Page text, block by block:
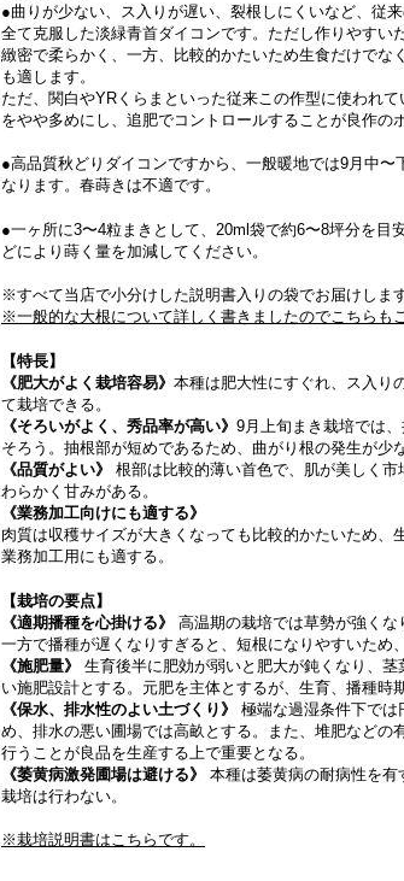
●曲りが少ない、ス入りが遅い、裂根しにくいなど、従
全て克服した淡緑青首ダイコンです。ただし作りやす
緻密で柔らかく、一方、比較的かたいため生食だけでな
も適します。
ただ、関白やYRくらまといった従来この作型に使われ
をやや多めにし、追肥でコントロールすることが良作の
●高品質秋どりダイコンですから、一般暖地では9月中〜
なります。春蒔きは不適です。
●一ヶ所に3〜4粒まきとして、20ml袋で約6〜8坪分を目
どにより蒔く量を加減してください。
※すべて当店で小分けした説明書入りの袋でお届けします
※一般的な大根について詳しく書きましたのでこちらも
【特長】
《肥大がよく栽培容易》 本種は肥大性にすぐれ、ス入り
て栽培できる。
《そろいがよく、秀品率が高い》 9月上旬まき栽培では
そろう。抽根部が短めであるため、曲がり根の発生が少
《品質がよい》
根部は比較的薄い首色で、肌が美しく
わらかく甘みがある。
《業務加工向けにも適する》
肉質は収穫サイズが大きくなっても比較的かたいため
業務加工用にも適する。
【栽培の要点】
《適期播種を心掛ける》
高温期の栽培では草勢が強くな
一方で播種が遅くなりすぎると、短根になりやすいため
《施肥量》
生育後半に肥効が弱いと肥大が鈍くなり、
い施肥設計とする。元肥を主体とするが、生育、播種時
《保水、排水性のよい土づくり》 極端な過湿条件下では
め、排水の悪い圃場では高畝とする。また、堆肥などの
行うことが良品を生産する上で重要となる。
《萎黄病激発圃場は避ける》
本種は萎黄病の耐病性を
栽培は行わない。
※栽培説明書はこちらです。